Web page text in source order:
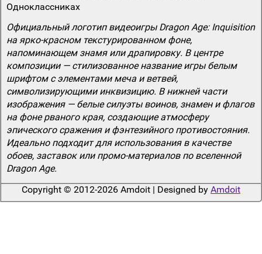
Одноклассниках
Официальный логотип видеоигры Dragon Age: Inquisition
на ярко-красном текстурированном фоне,
напоминающем знамя или драпировку. В центре
композиции — стилизованное название игры белым
шрифтом с элементами меча и ветвей,
символизирующими инквизицию. В нижней части
изображения — белые силуэты воинов, знамен и флагов
на фоне рваного края, создающие атмосферу
эпического сражения и фэнтезийного противостояния.
Идеально подходит для использования в качестве
обоев, заставок или промо-материалов по вселенной
Dragon Age.
Copyright © 2012-2026 Amdoit | Designed by Amdoit